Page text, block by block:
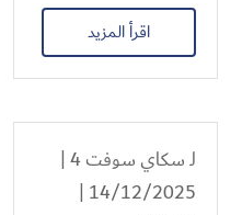
اقرأ المزيد
لـسكاي سوفت 4
|
14/12/2025 |